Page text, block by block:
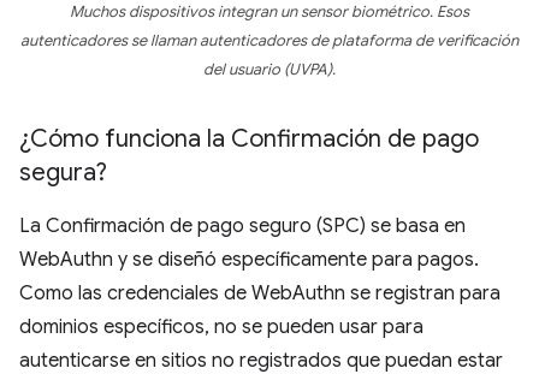
Muchos dispositivos integran un sensor biométrico. Esos
autenticadores se llaman autenticadores de plataforma de verificación
del usuario (UVPA).
¿Cómo funciona la Confirmación de pago
segura?
La Confirmación de pago seguro (SPC) se basa en
WebAuthn y se diseñó específicamente para pagos.
Como las credenciales de WebAuthn se registran para
dominios específicos, no se pueden usar para
autenticarse en sitios no registrados que puedan estar